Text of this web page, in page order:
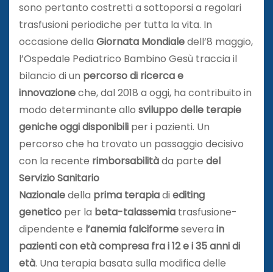
sono pertanto costretti a sottoporsi a regolari
trasfusioni periodiche per tutta la vita. In
occasione della Giornata Mondialedell’8 maggio,
l’Ospedale Pediatrico Bambino Gesù traccia il
bilancio di un percorso di ricerca e
innovazioneche, dal 2018 a oggi, ha contribuito in
modo determinante allo sviluppo delle terapie
geniche oggi disponibili per i pazienti. Un
percorso che ha trovato un passaggio decisivo
con la recente rimborsabilitàda parte del
Servizio Sanitario
Nazionaledella prima terapiadiediting
genetico per la beta-talassemia trasfusione-
dipendente e l’anemia falciformesevera in
pazienti con età compresa fra i 12 e i 35 anni di
età. Una terapia basata sulla modifica delle